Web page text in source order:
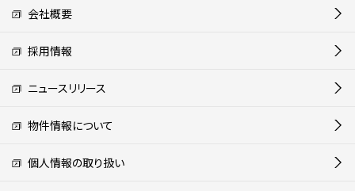
会社概要
採用情報
ニュースリリース
物件情報について
個人情報の取り扱い